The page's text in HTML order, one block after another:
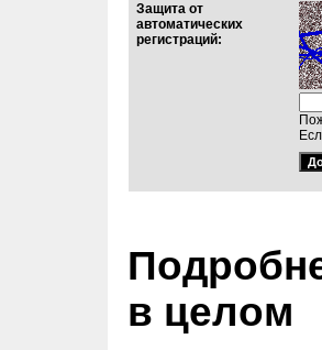
Защита от
автоматических
регистраций:
в целом